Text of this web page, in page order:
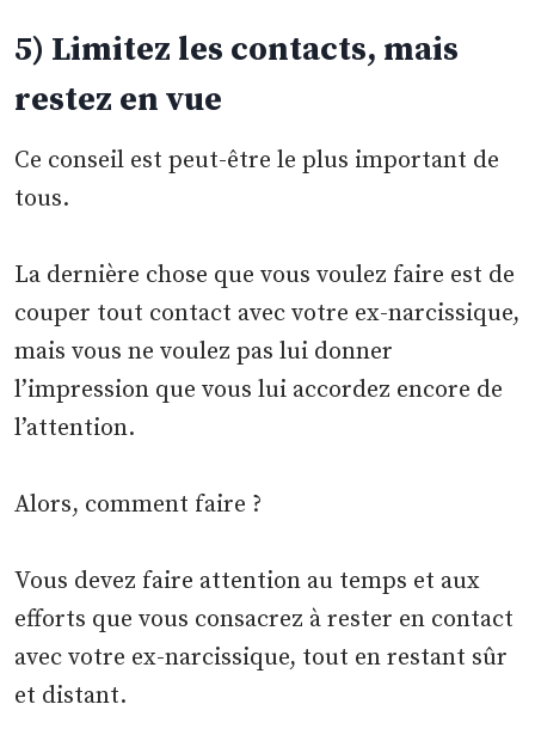
5) Limitez les contacts, mais
restez en vue
Ce conseil est peut-être le plus important de
tous.
La dernière chose que vous voulez faire est de
couper tout contact avec votre ex-narcissique,
mais vous ne voulez pas lui donner
l’impression que vous lui accordez encore de
l’attention.
Alors, comment faire ?
Vous devez faire attention au temps et aux
efforts que vous consacrez à rester en contact
avec votre ex-narcissique, tout en restant sûr
et distant.